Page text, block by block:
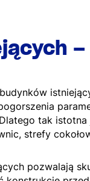
tak istotna
strefy
pozwalają